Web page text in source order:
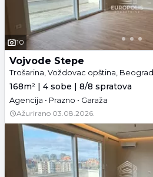
10
Vojvode Stepe
Trošarina, Voždovac opština, Beograd
168m² | 4 sobe | 8/8 spratova
Agencija • Prazno • Garaža
Ažurirano 03.08.2026.